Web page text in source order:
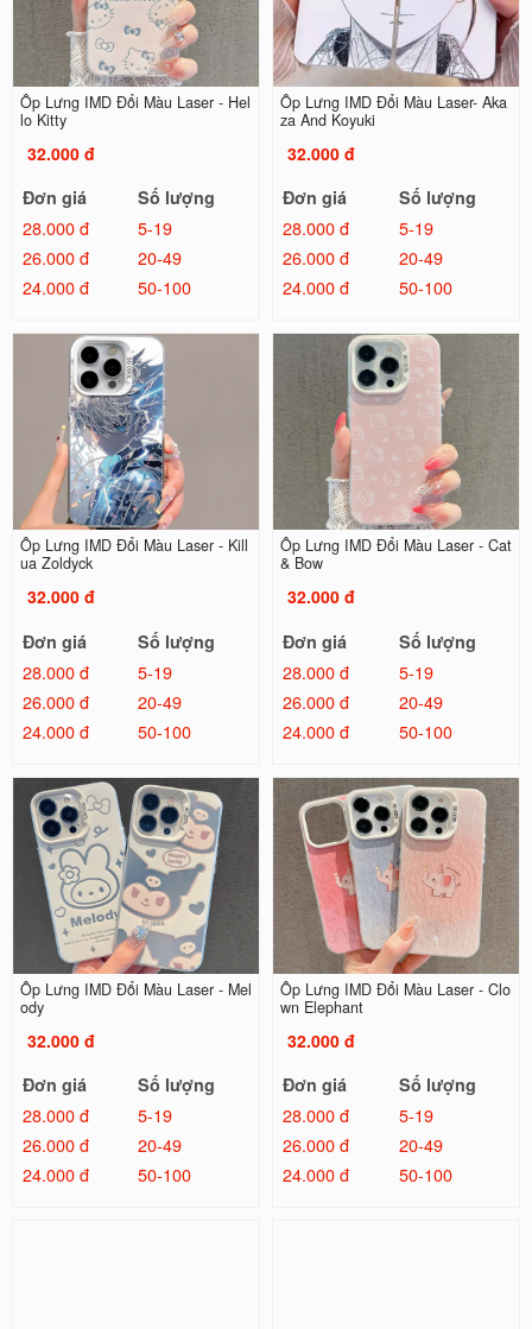
Ốp Lưng IMD Đổi Màu Laser - Hel
lo Kitty
32.000 đ
Đơn giá
Số lượng
28.000 đ
5-19
26.000 đ
20-49
24.000 đ
50-100
Ốp Lưng IMD Đổi Màu Laser- Aka
za And Koyuki
32.000 đ
Đơn giá
Số lượng
28.000 đ
5-19
26.000 đ
20-49
24.000 đ
50-100
Ốp Lưng IMD Đổi Màu Laser - Kill
ua Zoldyck
32.000 đ
Đơn giá
Số lượng
28.000 đ
5-19
26.000 đ
20-49
24.000 đ
50-100
Ốp Lưng IMD Đổi Màu Laser - Cat
& Bow
32.000 đ
Đơn giá
Số lượng
28.000 đ
5-19
26.000 đ
20-49
24.000 đ
50-100
Ốp Lưng IMD Đổi Màu Laser - Mel
ody
32.000 đ
Đơn giá
Số lượng
28.000 đ
5-19
26.000 đ
20-49
24.000 đ
50-100
Ốp Lưng IMD Đổi Màu Laser - Clo
wn Elephant
32.000 đ
Đơn giá
Số lượng
28.000 đ
5-19
26.000 đ
20-49
24.000 đ
50-100